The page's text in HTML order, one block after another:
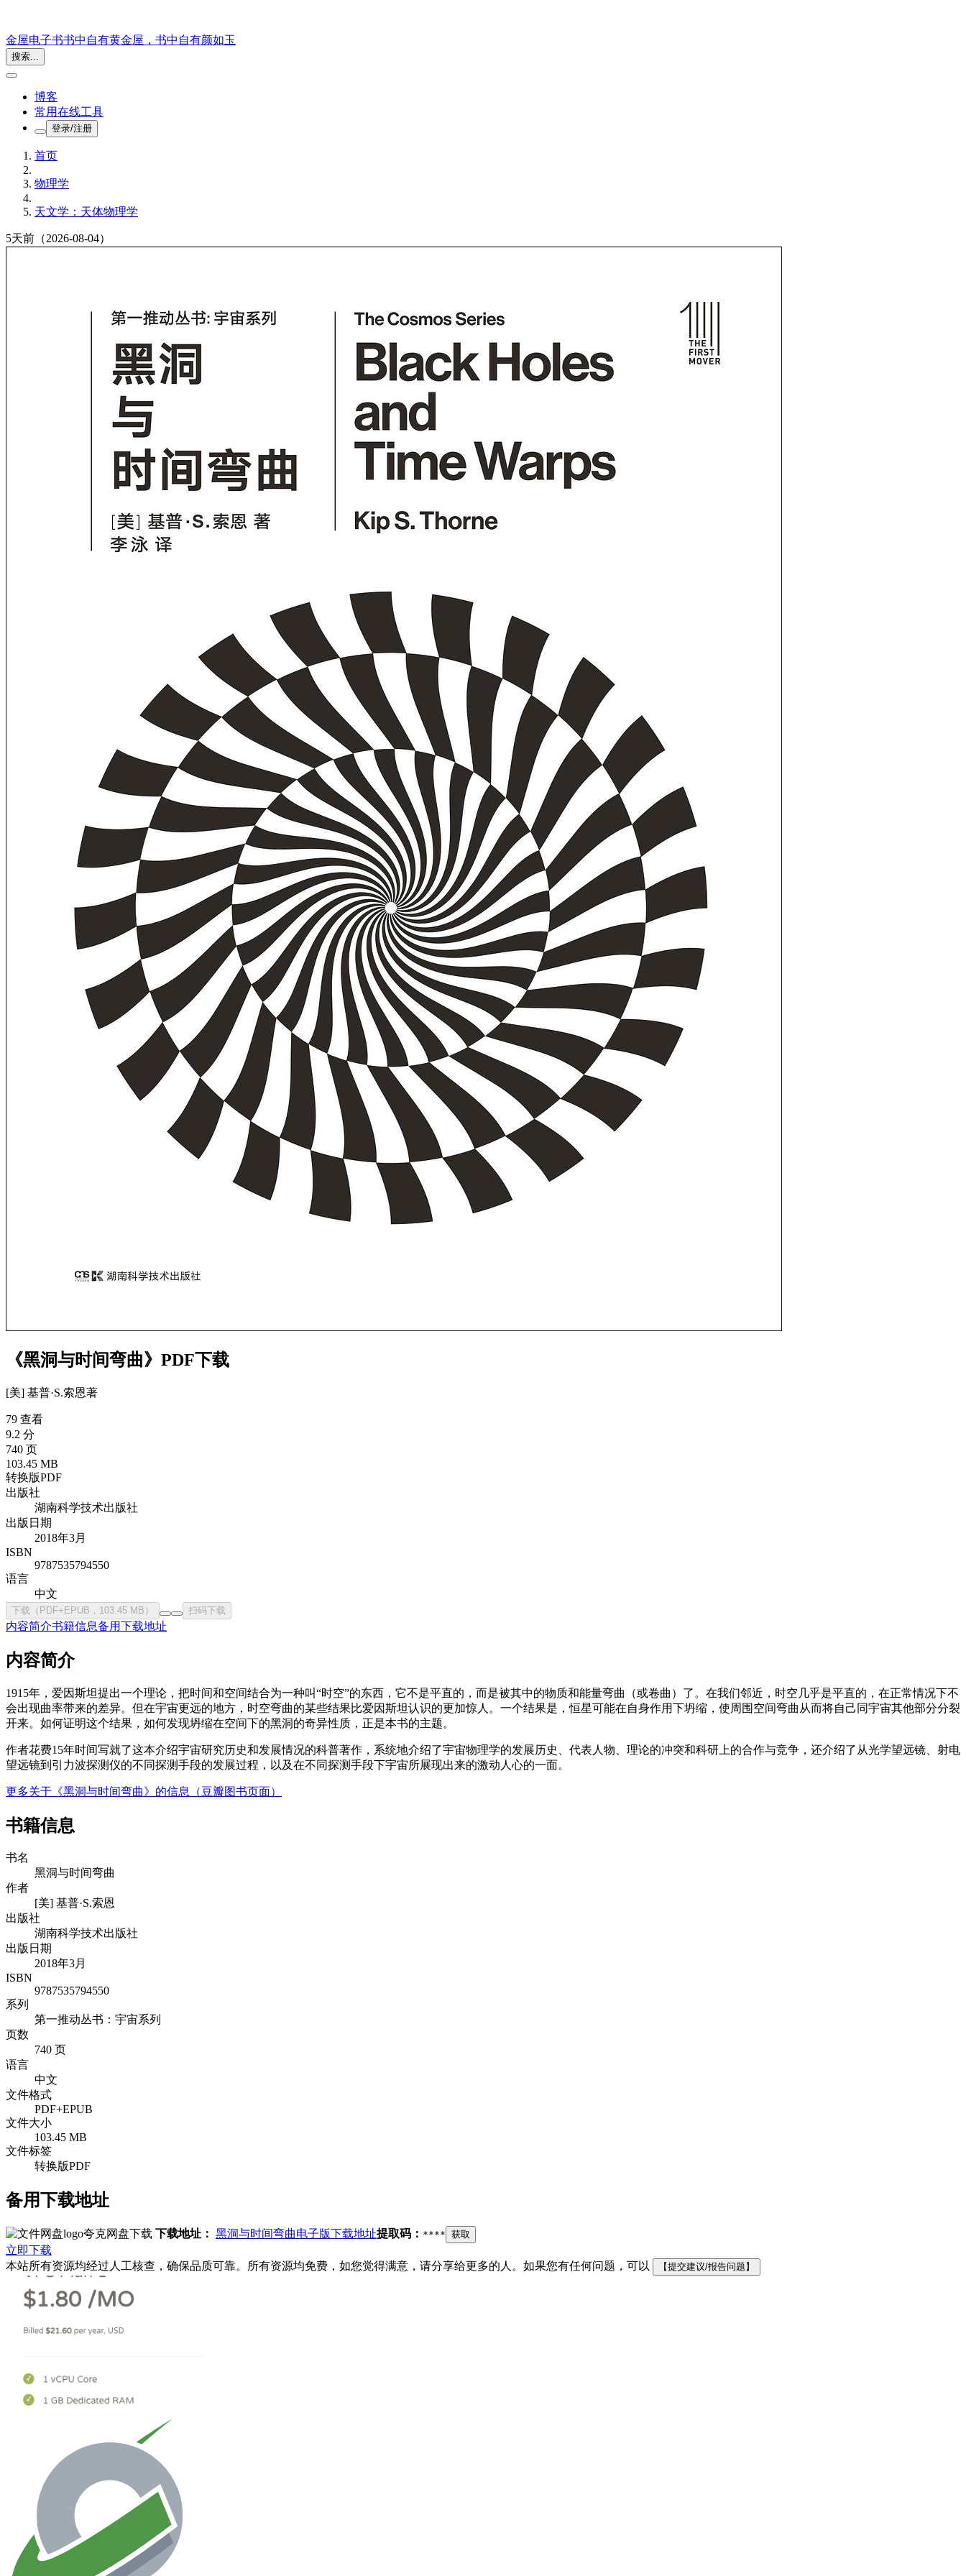
金屋电子书书中自有黄金屋，书中自有颜如玉
搜索...
博客
常用在线工具
登录/注册
首页
物理学
天文学：天体物理学
5天前 （2026-08-04）
《黑洞与时间弯曲》PDF下载
[美] 基普·S.索恩著
79 查看
9.2 分
740 页
103.45 MB
转换版PDF
出版社
湖南科学技术出版社
出版日期
2018年3月
ISBN
9787535794550
语言
中文
下载（PDF+EPUB，103.45 MB） 扫码下载
内容简介书籍信息备用下载地址
内容简介
1915年，爱因斯坦提出一个理论，把时间和空间结合为一种叫“时空”的东西，它不是平直的，而是被其中的物质和能量弯曲（或卷曲）了。在我们邻近，时空几乎是平直的，在正常情况下不
会出现曲率带来的差异。但在宇宙更远的地方，时空弯曲的某些结果比爱因斯坦认识的更加惊人。一个结果是，恒星可能在自身作用下坍缩，使周围空间弯曲从而将自己同宇宙其他部分分裂
开来。如何证明这个结果，如何发现坍缩在空间下的黑洞的奇异性质，正是本书的主题。
作者花费15年时间写就了这本介绍宇宙研究历史和发展情况的科普著作，系统地介绍了宇宙物理学的发展历史、代表人物、理论的冲突和科研上的合作与竞争，还介绍了从光学望远镜、射电
望远镜到引力波探测仪的不同探测手段的发展过程，以及在不同探测手段下宇宙所展现出来的激动人心的一面。
更多关于《黑洞与时间弯曲》的信息（豆瓣图书页面）
书籍信息
书名
黑洞与时间弯曲
作者
[美] 基普·S.索恩
出版社
湖南科学技术出版社
出版日期
2018年3月
ISBN
9787535794550
系列
第一推动丛书：宇宙系列
页数
740 页
语言
中文
文件格式
PDF+EPUB
文件大小
103.45 MB
文件标签
转换版PDF
备用下载地址
夸克网盘下载 下载地址： 黑洞与时间弯曲电子版下载地址提取码： **** 获取
立即下载
本站所有资源均经过人工核查，确保品质可靠。所有资源均免费，如您觉得满意，请分享给更多的人。如果您有任何问题，可以
【提交建议/报告问题】